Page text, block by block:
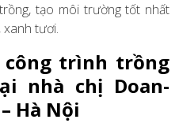
tạo môi trường tốt nhất
xanh tươi.
công trình trồng
nhà chị Doan-
Hà Nội